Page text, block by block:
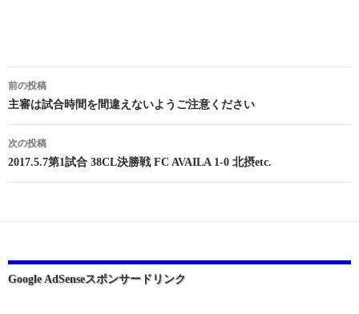
投
稿
ナ
ビ
ー
ョ
前の投稿
主審は試合時間を間違えないようご注意ください
次の投稿
2017.5.7第1試合 38CL決勝戦 FC AVAILA 1-0 北摂etc.
Google AdSenseスポンサードリンク